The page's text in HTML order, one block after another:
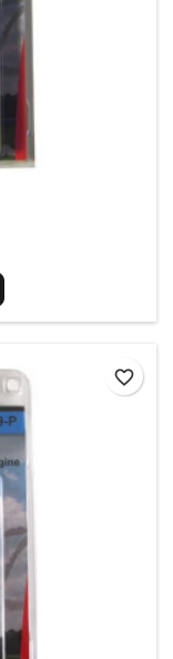
favorite_border